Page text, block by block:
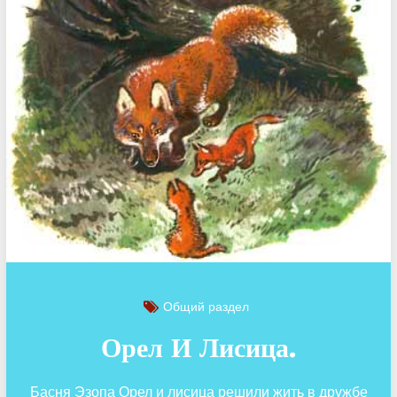
Общий раздел
Орел И Лисица.
Басня Эзопа Орел и лисица решили жить в дружбе